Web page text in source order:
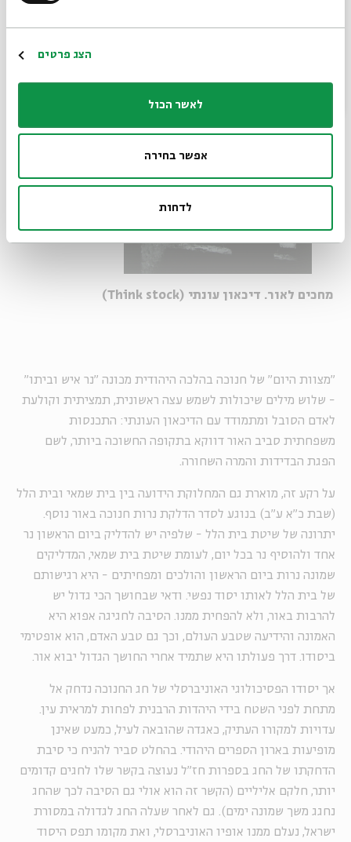
הצג פרטים
לאשר הכול
אפשר בחירה
לדחות
מחכים לאור. דיכאון עונתי (Think stock)
״מצוות היום״ של חנוכה בהלכה היהודית מכונה ״נר איש וביתו״
- שלוש מילים שיכולות לשמש עצה ראשונית, תמציתית וקולעת
לאדם הסובל ומתמודד עם הדיכאון העונתי: התכנסות
משפחתית סביב האור דווקא בתקופה החשוכה ביותר, לשם
הפגת הבדידות והמרה השחורה.
על רקע זה, מוארת גם המחלוקת הידועה בין בית שמאי ובית הלל
(שבת כ״א ע״ב) בנוגע לסדר הדלקת נרות חנוכה באור נוסף.
יתרונה של שיטת בית הלל - שלפיה יש להדליק ביום הראשון נר
אחד ולהוסיף נר בכל יום, לעומת שיטת בית שמאי, המדליקים
שמונה נרות ביום הראשון והולכים ומפחיתים - היא רגישותם
של בית הלל לאותו יסוד נפשי. ודאי שבחושך הכי גדול יש
להרבות באור, ולא להפחית ממנו. הסיבה לחגיגה אפוא היא
האמונה והידיעה שטבע העולם, וכך גם טבע האדם, הוא אופטימי
ביסודו. דרך פעולתו היא שתמיד אחרי החושך הגדול יבוא אור.
אך יסודו הפסיכולוגי האוניברסלי של חג החנוכה נדחק אל
מתחת לפני השטח בידי היהדות הרבנית לפחות למראית עין.
עדויות למקורו העתיק, כאגדה שהובאה לעיל, כמעט שאינן
מופיעות בארון הספרים היהודי. בהחלט סביר להניח כי סיבת
הדחקתו של החג בספרות חז״ל נעוצה בקשר שלו לחגים קדומים
יותר, חלקם אליליים (הקשר זה הוא אולי גם הסיבה לכך שהחג
נחגג משך שמונה ימים). גם לאחר שעלה החג לגדולה במסורת
ישראל, נעלם ממנו אופיו האוניברסלי, ואת מקומו תפס היסוד